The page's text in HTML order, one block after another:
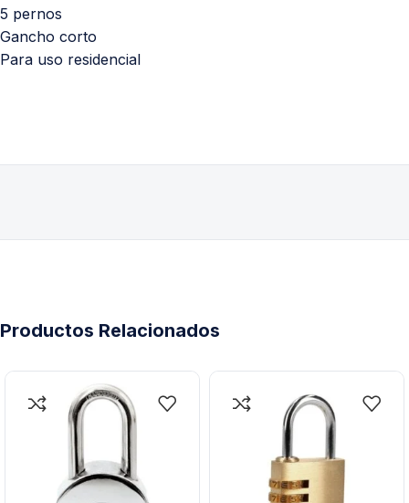
5 pernos
Gancho corto
Para uso residencial
Productos Relacionados